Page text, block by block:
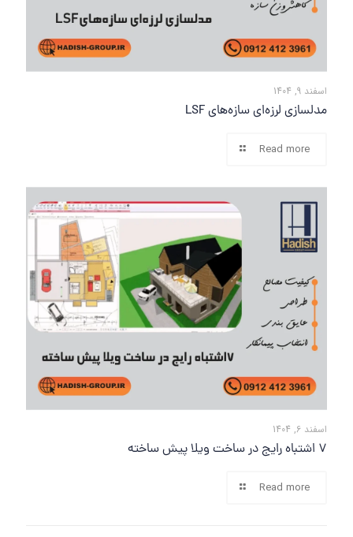
اسفند 9, 1404
مدلسازی لرزه‌ای سازه‌های LSF
Read more
اسفند 6, 1404
7 اشتباه رایج در ساخت ویلا پیش ساخته
Read more